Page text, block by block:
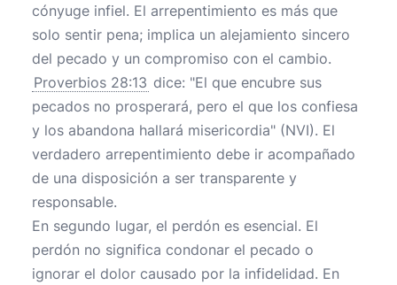
cónyuge infiel. El arrepentimiento es más que
solo sentir pena; implica un alejamiento sincero
del pecado y un compromiso con el cambio.
Proverbios 28:13 dice: "El que encubre sus
pecados no prosperará, pero el que los confiesa
y los abandona hallará misericordia" (NVI). El
verdadero arrepentimiento debe ir acompañado
de una disposición a ser transparente y
responsable.
En segundo lugar, el perdón es esencial. El
perdón no significa condonar el pecado o
ignorar el dolor causado por la infidelidad. En